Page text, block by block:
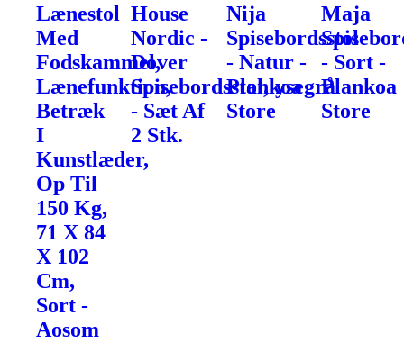
Lænestol
Med
Fodskammel,
Lænefunktion,
Betræk
I
Kunstlæder,
Op Til
150 Kg,
71 X 84
X 102
Cm,
Sort -
Aosom
House
Nordic -
Dover
Spisebordsstol,lysegrå
- Sæt Af
2 Stk.
Nija
Spisebordsstol
- Natur -
Plankoa
Store
Maja
- Sort -
Plankoa
Store